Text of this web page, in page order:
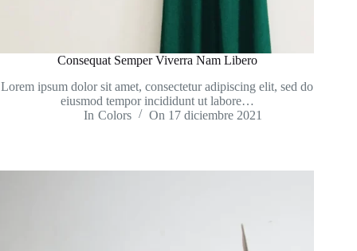
Consequat Semper Viverra Nam Libero
Lorem ipsum dolor sit amet, consectetur adipiscing elit, sed do
eiusmod tempor incididunt ut labore…
In Colors On 17 diciembre 2021